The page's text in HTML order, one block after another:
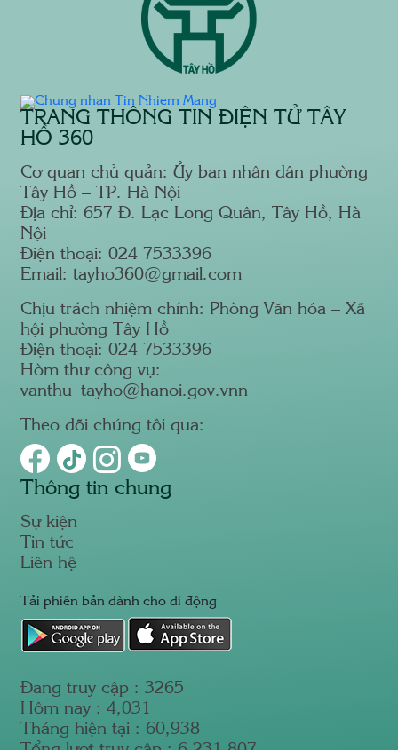
TRANG THÔNG TIN ĐIỆN TỬ TÂY
HỒ 360
Cơ quan chủ quản: Ủy ban nhân dân phường
Tây Hồ – TP. Hà Nội
Địa chỉ: 657 Đ. Lạc Long Quân, Tây Hồ, Hà
Nội
Điện thoại: 024 7533396
Email: tayho360@gmail.com
Chịu trách nhiệm chính: Phòng Văn hóa – Xã
hội phường Tây Hồ
Điện thoại: 024 7533396
Hòm thư công vụ:
vanthu_tayho@hanoi.gov.vnn
Theo dõi chúng tôi qua:
Thông tin chung
Sự kiện
Tin tức
Liên hệ
Tải phiên bản dành cho di động
Đang truy cập :3265
Hôm nay :4,031
Tháng hiện tại : 60,938